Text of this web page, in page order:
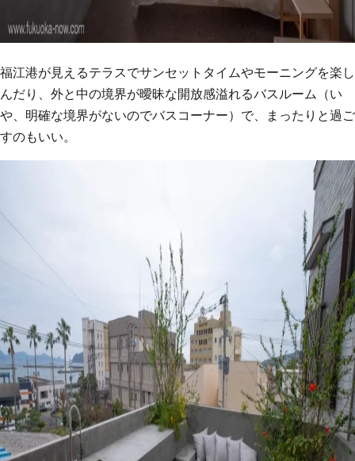
福江港が見えるテラスでサンセットタイムやモーニングを楽し
んだり、外と中の境界が曖昧な開放感溢れるバスルーム（い
や、明確な境界がないのでバスコーナー）で、まったりと過ご
すのもいい。